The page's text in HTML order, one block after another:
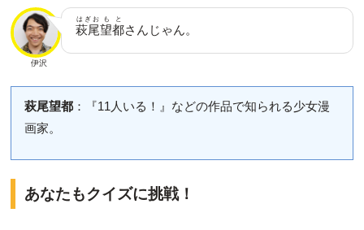
伊沢
萩尾
はぎお
望都
もと
さんじゃん。
萩尾望都：『11人いる！』などの作品で知られる少女漫
画家。
あなたもクイズに挑戦！